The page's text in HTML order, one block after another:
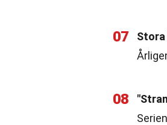
07
Stora
08